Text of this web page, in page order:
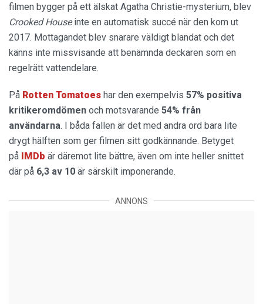
filmen bygger på ett älskat Agatha Christie-mysterium, blev
Crooked Houseinte en automatisk succé när den kom ut
2017. Mottagandet blev snarare väldigt blandat och det
känns inte missvisande att benämnda deckaren som en
regelrätt vattendelare.
På Rotten Tomatoes har den exempelvis 57% positiva
kritikeromdömen och motsvarande 54% från
användarna. I båda fallen är det med andra ord bara lite
drygt hälften som ger filmen sitt godkännande. Betyget
på IMDb är däremot lite bättre, även om inte heller snittet
där på 6,3 av 10 är särskilt imponerande.
ANNONS